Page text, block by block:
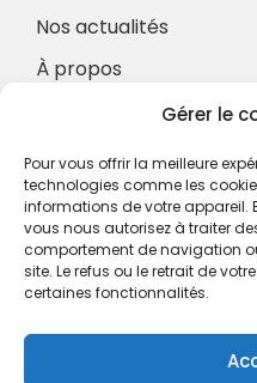
Gérer le
Pour vous offrir la meilleure
technologies comme les
informations de votre appareil.
vous nous autorisez à traiter
comportement de navigation
site. Le refus ou le retrait de
certaines fonctionnalités.
Nos actualités
À propos
À propos
Hotel à proximité
Politique de
CGV